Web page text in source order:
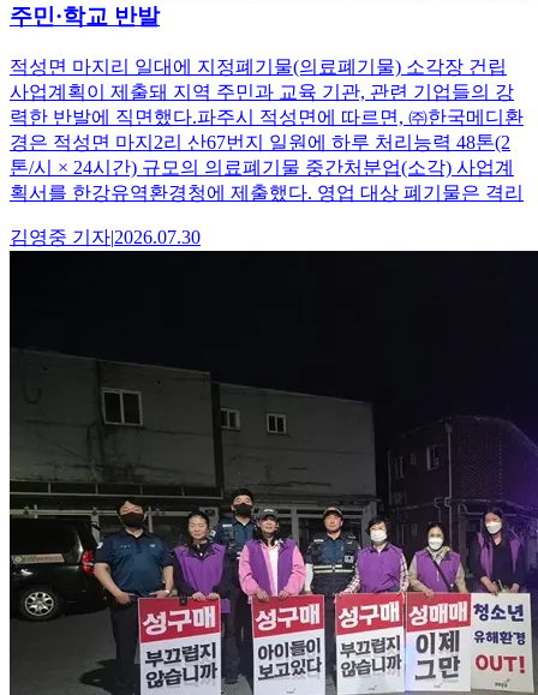
주민·학교 반발
적성면 마지리 일대에 지정폐기물(의료폐기물) 소각장 건립
사업계획이 제출돼 지역 주민과 교육 기관, 관련 기업들의 강
력한 반발에 직면했다.파주시 적성면에 따르면, ㈜한국메디환
경은 적성면 마지2리 산67번지 일원에 하루 처리능력 48톤(2
톤/시 × 24시간) 규모의 의료폐기물 중간처분업(소각) 사업계
획서를 한강유역환경청에 제출했다. 영업 대상 폐기물은 격리
김영중 기자|2026.07.30